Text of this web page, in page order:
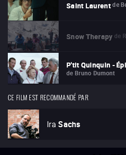
Saint Laurent de
Snow Therapy de
P'tit Quinquin -
de Bruno Dumont
CE FILM EST RECOMMANDÉ PAR
Ira Sachs